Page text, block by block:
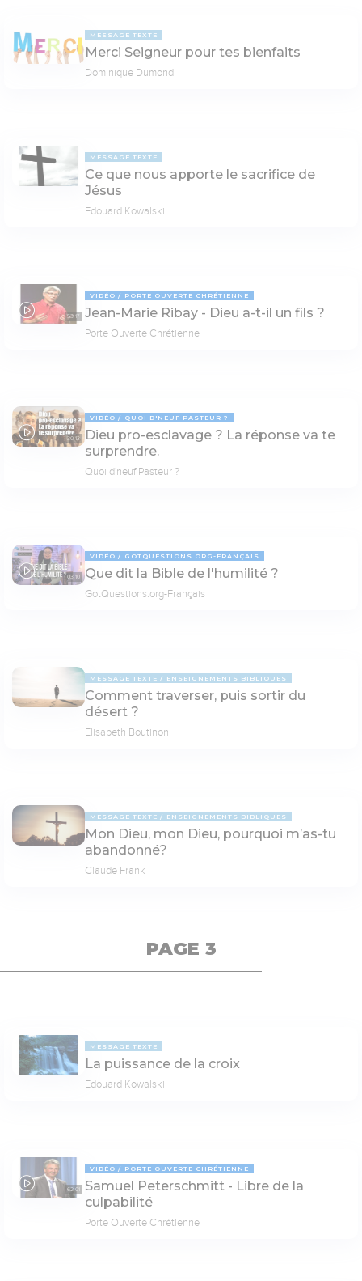
MESSAGE TEXTE
Merci Seigneur pour tes bienfaits
Dominique Dumond
MESSAGE TEXTE
Ce que nous apporte le sacrifice de
Jésus
Edouard Kowalski
53:17
VIDÉO PORTE OUVERTE CHRÉTIENNE
Jean-Marie Ribay - Dieu a-t-il un fils ?
Porte Ouverte Chrétienne
30:13
VIDÉO QUOI D'NEUF PASTEUR ?
Dieu pro-esclavage ? La réponse va te
surprendre.
Quoi d'neuf Pasteur ?
03:10
VIDÉO GOTQUESTIONS.ORG-FRANÇAIS
Que dit la Bible de l'humilité ?
GotQuestions.org-Français
MESSAGE TEXTE ENSEIGNEMENTS BIBLIQUES
Comment traverser, puis sortir du
désert ?
Elisabeth Boutinon
MESSAGE TEXTE ENSEIGNEMENTS BIBLIQUES
Mon Dieu, mon Dieu, pourquoi m’as-tu
abandonné?
Claude Frank
PAGE 3
MESSAGE TEXTE
La puissance de la croix
Edouard Kowalski
62:01
VIDÉO PORTE OUVERTE CHRÉTIENNE
Samuel Peterschmitt - Libre de la
culpabilité
Porte Ouverte Chrétienne